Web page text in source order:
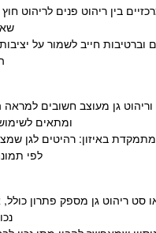
בין ריהוט פנים לריהוט
וברטיבות חייב לשמור על
גן מעוצב חשובים למראה
ומתאים
באיזון: רהיטים לגן
לפי
סט ריהוט גן מספק פתרון